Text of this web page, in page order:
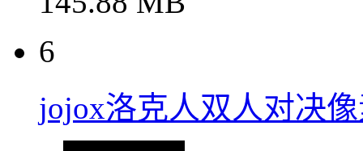
6
jojox洛克人双人对决